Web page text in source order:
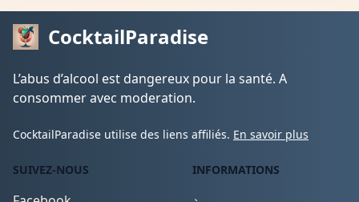
CocktailParadise
L’abus d’alcool est dangereux pour la santé. A
consommer avec moderation.
CocktailParadise utilise des liens affiliés. En savoir plus
SUIVEZ-NOUS INFORMATIONS